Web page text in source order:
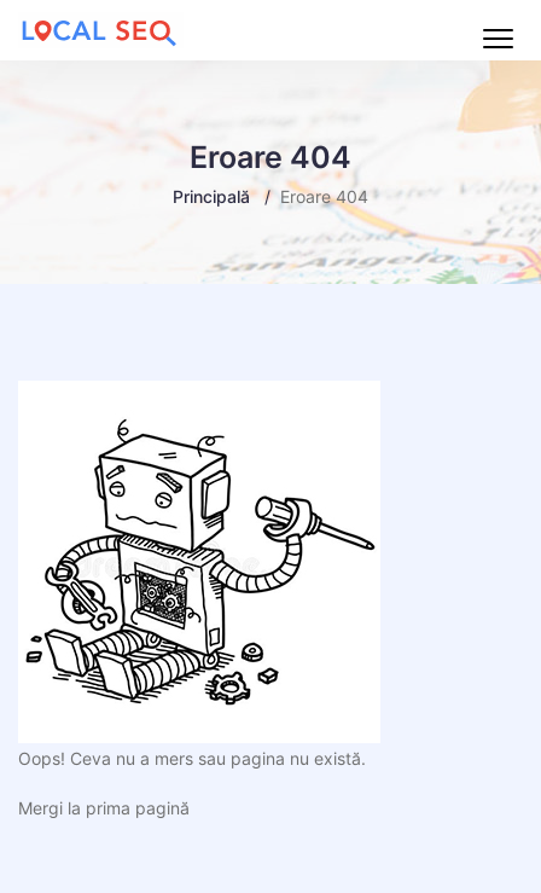
Main
Menu
Eroare 404
Principală Eroare 404
Oops! Ceva nu a mers sau pagina nu există.
Mergi la prima pagină